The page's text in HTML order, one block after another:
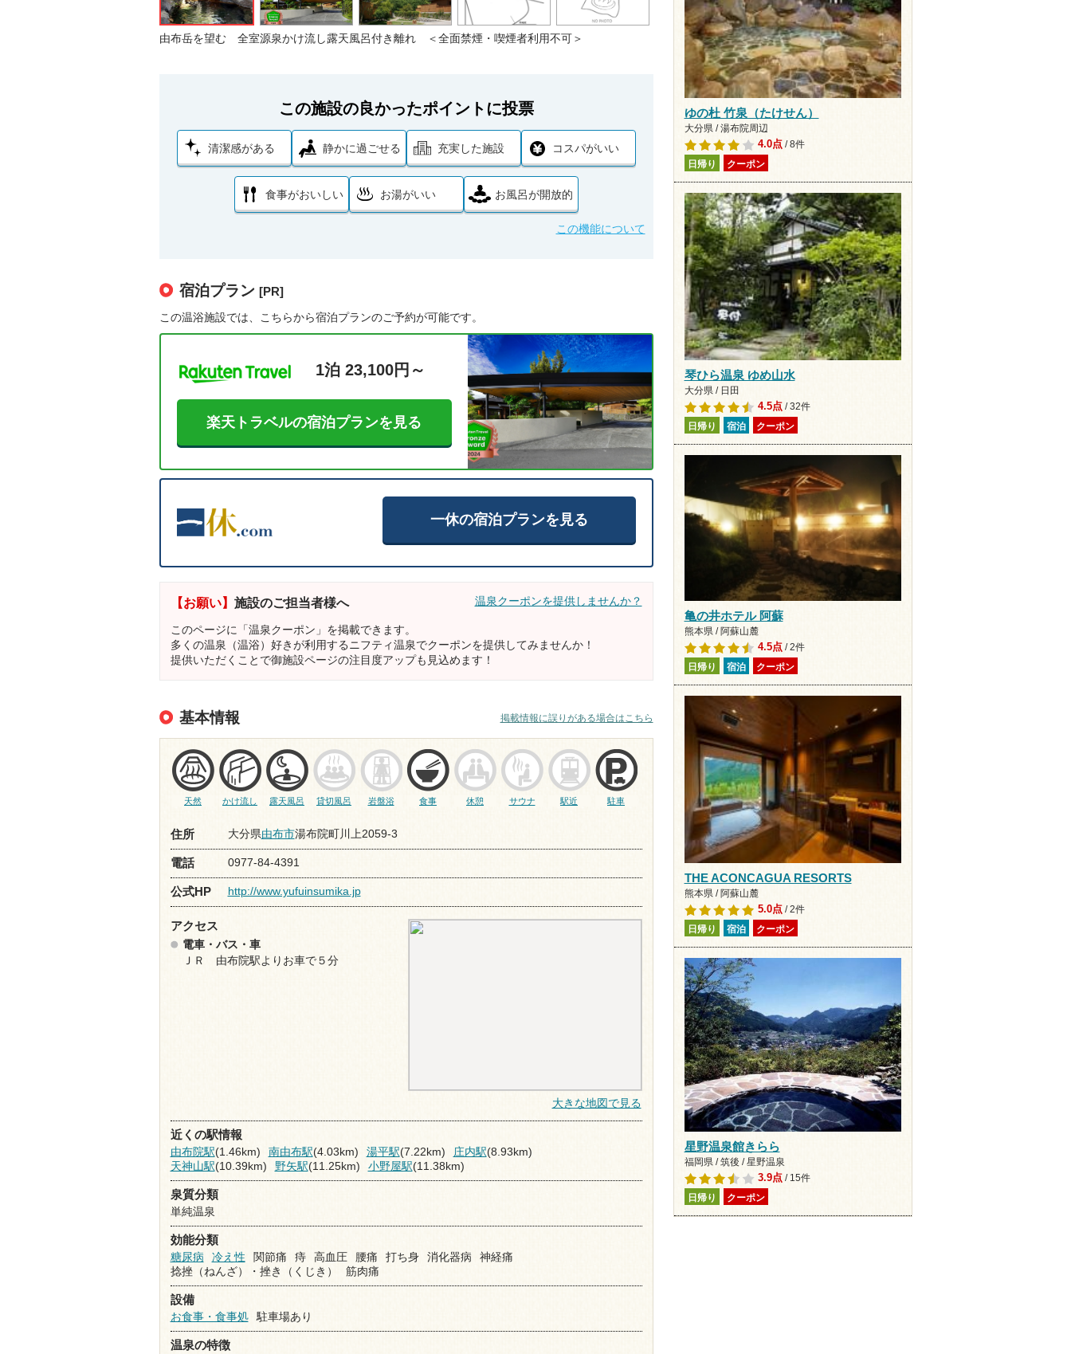
由布岳を望む 全室源泉かけ流し露天風呂付き離れ ＜全面禁煙・喫煙者利用不可＞
この施設の良かったポイントに投票
清潔感がある 静かに過ごせる 充実した施設 コスパがいい
食事がおいしい お湯がいい お風呂が開放的
この機能について
宿泊プラン [PR]
この温浴施設では、こちらから宿泊プランのご予約が可能です。
1泊 23,100円～
楽天トラベルの宿泊プランを見る
一休の宿泊プランを見る
【お願い】 施設のご担当者様へ 温泉クーポンを提供しませんか？
このページに「温泉クーポン」を掲載できます。
多くの温泉（温浴）好きが利用するニフティ温泉でクーポンを提供してみませんか！
提供いただくことで御施設ページの注目度アップも見込めます！
基本情報 掲載情報に誤りがある場合はこちら
天然 かけ流し 露天風呂 貸切風呂 岩盤浴 食事 休憩 サウナ 駅近 駐車
住所 大分県由布市湯布院町川上2059-3
電話 0977-84-4391
公式HP http://www.yufuinsumika.jp
アクセス
電車・バス・車
ＪＲ 由布院駅よりお車で５分
大きな地図で見る
近くの駅情報
由布院駅(1.46km) 南由布駅(4.03km) 湯平駅(7.22km) 庄内駅(8.93km)
天神山駅(10.39km) 野矢駅(11.25km) 小野屋駅(11.38km)
泉質分類
単純温泉
効能分類
糖尿病
冷え性 関節痛 痔 高血圧 腰痛 打ち身 消化器病
神経痛
捻挫（ねんざ）・挫き（くじき）
筋肉痛
設備
お食事・食事処
駐車場あり
温泉の特徴
ゆの杜 竹泉（たけせん）
大分県 / 湯布院周辺
4.0点/ 8件
日帰り クーポン
琴ひら温泉 ゆめ山水
大分県 / 日田
4.5点/ 32件
日帰り 宿泊 クーポン
亀の井ホテル 阿蘇
熊本県 / 阿蘇山麓
4.5点/ 2件
日帰り 宿泊 クーポン
THE ACONCAGUA RESORTS
熊本県 / 阿蘇山麓
5.0点/ 2件
日帰り 宿泊 クーポン
星野温泉館きらら
福岡県 / 筑後 / 星野温泉
3.9点/ 15件
日帰り クーポン